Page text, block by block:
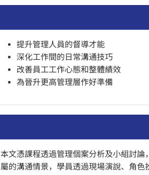
提升管理人員的督導才能
深化工作間的日常溝通技巧
改善員工工作心態和整體績效
為晉升更高管理層作好準備
本文憑課程透過管理個案分析及小組討
屬的溝通情景，學員透過現場演說、角